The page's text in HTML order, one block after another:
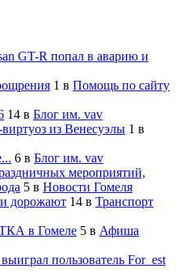
GT-R попал в аварию и
1 в Помощь по сайту
14 в Блог им. vav
из Венесуэлы 1 в
6 в Блог им. vav
мероприятий,
5 в Новости Гомеля
дорожают 14 в Транспорт
в Гомеле 5 в Афиша
пользователь For_est